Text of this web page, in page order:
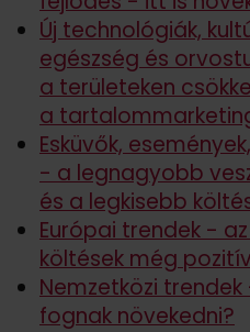
Új technológiák,
egészség és
a területeken
a
Esküvők,
- a legnagyobb
és a legkisebb
Európai trendek -
költések még
Nemzetközi
fognak növekedni?